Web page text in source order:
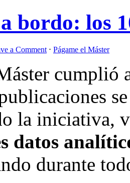
bordo: los
a Comment ⋅ Págame el Máster
cumplió
la iniciativa,
datos
durante